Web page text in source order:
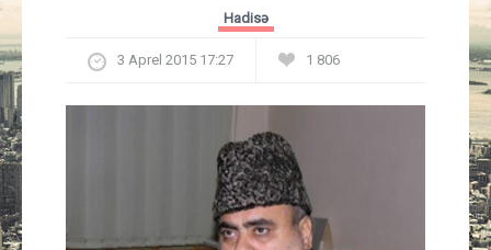
Güney Azərbaycan
Mədəniyyət
Müsahibə
Hadisə
3 Aprel 2015 17:27 1 806